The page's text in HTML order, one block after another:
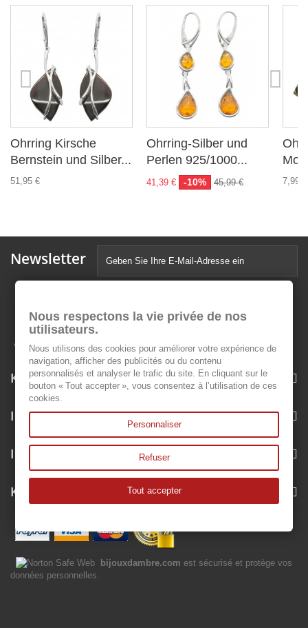
Ohrring Kirsche
Bernstein und Silber...
51,95 €
Ohrring-Silber und
Perlen 925/1000...
41,39 € -10% 45,99 € 7,99 €
Newsletter
Kategorien
Informationen
Ihr Kundenbereich
Kontakt
bijouxdambre.com est sécurisé et protège vos
données personnelles.
Nous respectons la vie privée de nos
utilisateurs.
Nous utilisons des cookies pour améliorer votre expérience de
navigation, afficher des publicités ou du contenu
personnalisés et analyser le trafic du site. En cliquant sur le
bouton « Tout accepter », vous consentez à l’utilisation de ces
cookies.
Personnaliser
Refuser
Tout accepter